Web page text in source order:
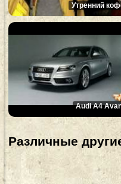
Утренний
Audi A4
Различные